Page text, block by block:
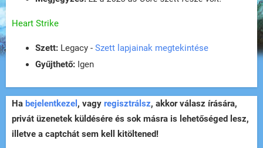
Heart Strike
Szett: Legacy - Szett lapjainak megtekintése
Gyűjthető: Igen
Ha bejelentkezel , vagy regisztrálsz, akkor válasz írására,
privát üzenetek küldésére és sok másra is lehetőséged lesz,
illetve a captchát sem kell kitöltened!